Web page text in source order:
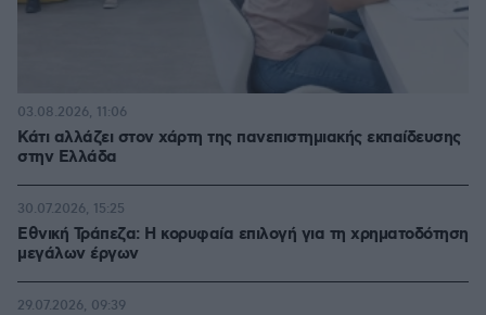
Κάτι αλλάζει στον χάρτη της πανεπιστημιακής εκπαίδευσης
στην Ελλάδα
03.08.2026, 11:06
Εθνική Τράπεζα: Η κορυφαία επιλογή για τη χρηματοδότηση
μεγάλων έργων
30.07.2026, 15:25
29.07.2026, 09:39